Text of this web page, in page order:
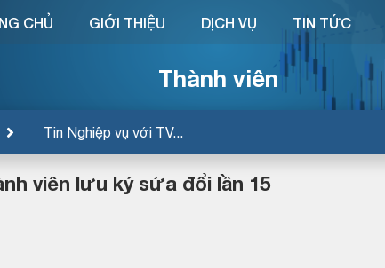
Thành viên
Tin Nghiệp vụ với TV...
CHỦ GIỚI THIỆU DỊCH VỤ TIN TỨC
viên lưu ký sửa đổi lần 15